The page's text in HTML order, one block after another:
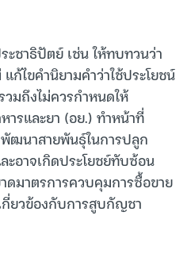
ชาธิปัตย์ เช่น ให้ทบทวนว่า
ก้ไขคำนิยามคำว่าใช้ประโยชน์
วมถึงไม่ควรกำหนดให้
ารและยา (อย.) ทำหน้าที่
ฒนาสายพันธุ์ในการปลูก
อาจเกิดประโยชย์ทับซ้อน
ดมาตรการควบคุมการซื้อขาย
ยวข้องกับการสูบกัญชา